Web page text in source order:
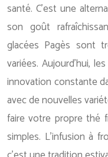
santé. C’est une
son goût
glacées Pagès sont
variées. Aujourd’hui,
innovation constante
avec de nouvelles
faire votre propre thé
simples. L’infusion à